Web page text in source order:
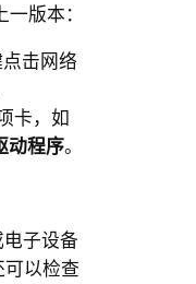
版本：
击网络
卡，如
动程序。
子设备
以检查